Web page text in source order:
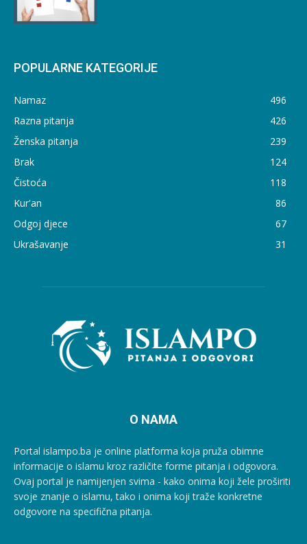
POPULARNE KATEGORIJE
Namaz
496
Razna pitanja
426
Ženska pitanja
239
Brak
124
Čistoća
118
Kur'an
86
Odgoj djece
67
Ukrašavanje
31
O NAMA
Portal islampo.ba je online platforma koja pruža obimne
informacije o islamu kroz različite forme pitanja i odgovora.
Ovaj portal je namijenjen svima - kako onima koji žele proširiti
svoje znanje o islamu, tako i onima koji traže konkretne
odgovore na specifična pitanja.